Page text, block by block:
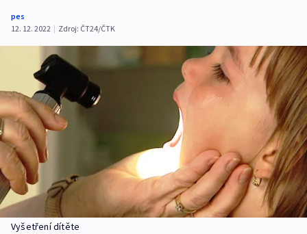
pes
12. 12. 2022 | Zdroj: ČT24/ČTK
Vyšetření dítěte